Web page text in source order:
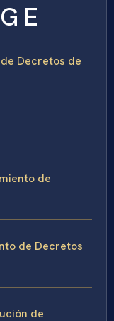
Decretos de
de
de Decretos
de